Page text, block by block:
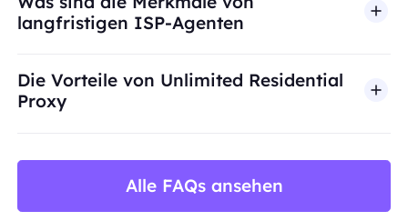
langfristigen ISP-Agenten
Die Vorteile von Unlimited Residential
Proxy
Alle FAQs ansehen